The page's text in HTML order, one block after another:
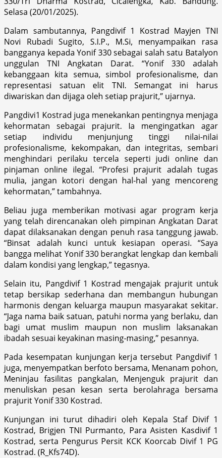
Selasa (20/01/2025).
Dalam sambutannya, Pangdivif 1 Kostrad Mayjen TNI
Novi Rubadi Sugito, S.I.P., M.Si, menyampaikan rasa
bangganya kepada Yonif 330 sebagai salah satu Batalyon
unggulan TNI Angkatan Darat. “Yonif 330 adalah
kebanggaan kita semua, simbol profesionalisme, dan
representasi satuan elit TNI. Semangat ini harus
diwariskan dan dijaga oleh setiap prajurit,” ujarnya.
Pangdivi1 Kostrad juga menekankan pentingnya menjaga
kehormatan sebagai prajurit. Ia mengingatkan agar
setiap individu menjunjung tinggi nilai-nilai
profesionalisme, kekompakan, dan integritas, sembari
menghindari perilaku tercela seperti judi online dan
pinjaman online ilegal. “Profesi prajurit adalah tugas
mulia, jangan kotori dengan hal-hal yang mencoreng
kehormatan,” tambahnya.
Beliau juga memberikan motivasi agar program kerja
yang telah direncanakan oleh pimpinan Angkatan Darat
dapat dilaksanakan dengan penuh rasa tanggung jawab.
“Binsat adalah kunci untuk kesiapan operasi. “Saya
bangga melihat Yonif 330 berangkat lengkap dan kembali
dalam kondisi yang lengkap,” tegasnya.
Selain itu, Pangdivif 1 Kostrad mengajak prajurit untuk
tetap bersikap sederhana dan membangun hubungan
harmonis dengan keluarga maupun masyarakat sekitar.
“Jaga nama baik satuan, patuhi norma yang berlaku, dan
bagi umat muslim maupun non muslim laksanakan
ibadah sesuai keyakinan masing-masing,” pesannya.
Pada kesempatan kunjungan kerja tersebut Pangdivif 1
juga, menyempatkan berfoto bersama, Menanam pohon,
Meninjau fasilitas pangkalan, Menjenguk prajurit dan
menuliskan pesan kesan serta berolahraga bersama
prajurit Yonif 330 Kostrad.
Kunjungan ini turut dihadiri oleh Kepala Staf Divif 1
Kostrad, Brigjen TNI Purmanto, Para Asisten Kasdivif 1
Kostrad, serta Pengurus Persit KCK Koorcab Divif 1 PG
Kostrad. (R_Kfs74D).